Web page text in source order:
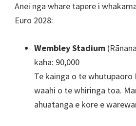
Anei nga whare tapere i
Euro 2028:
Wembley Stadium
kaha: 90,000
Te kainga o te whutupaoro
waahi o te whiringa toa.
ahuatanga e kore e